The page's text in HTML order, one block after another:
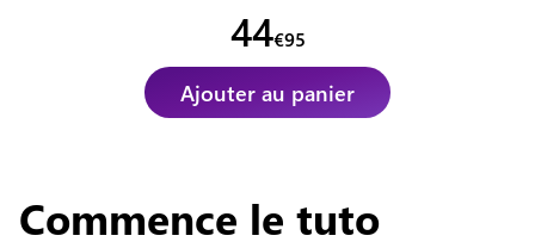
44€95
Ajouter au panier
Commence le tuto